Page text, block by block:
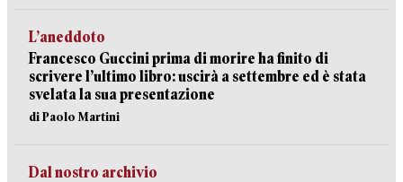
L’aneddoto
Francesco Guccini prima di morire ha finito di
scrivere l’ultimo libro: uscirà a settembre ed è stata
svelata la sua presentazione
di Paolo Martini
Dal nostro archivio